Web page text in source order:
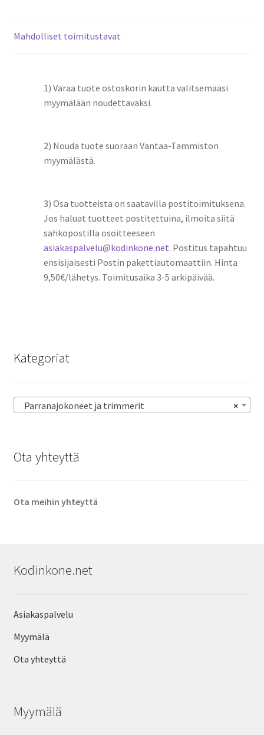
Mahdolliset toimitustavat
1) Varaa tuote ostoskorin kautta valitsemaasi
myymälään noudettavaksi.
2) Nouda tuote suoraan Vantaa-Tammiston
myymälästä.
3) Osa tuotteista on saatavilla postitoimituksena.
Jos haluat tuotteet postitettuina, ilmoita siitä
sähköpostilla osoitteeseen
asiakaspalvelu@kodinkone.net. Postitus tapahtuu
ensisijaisesti Postin pakettiautomaattiin. Hinta
9,50€/lähetys. Toimitusaika 3-5 arkipäivää.
Kategoriat
×
Parranajokoneet ja trimmerit
Ota yhteyttä
Ota meihin yhteyttä
Kodinkone.net
Asiakaspalvelu
Myymälä
Ota yhteyttä
Myymälä